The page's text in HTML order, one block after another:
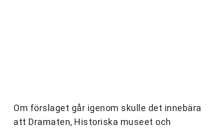
Om förslaget går igenom skulle det innebära
att Dramaten, Historiska museet och